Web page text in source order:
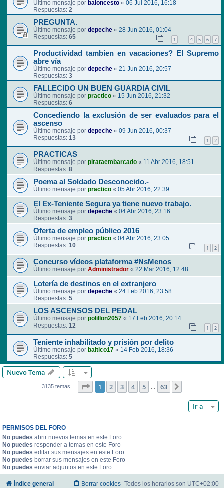
Último mensaje por baloncesto « 06 Jul 2016, 16:18
Respuestas: 2
PREGUNTA.
Último mensaje por depeche « 28 Jun 2016, 01:04
Respuestas: 65 1 … 4 5 6 7
Productividad tambien en vacaciones? El Supremo
abre vía
Último mensaje por depeche « 21 Jun 2016, 20:57
Respuestas: 3
FALLECIDO UN BUEN GUARDIA CIVIL
Último mensaje por practico « 15 Jun 2016, 21:32
Respuestas: 6
Concediendo la exclusión de ser evaluados para el
ascenso
Último mensaje por depeche « 09 Jun 2016, 00:37
Respuestas: 13 1 2
PRACTICAS
Último mensaje por pirataembarcado « 11 Abr 2016, 18:51
Respuestas: 8
Poema al Soldado Desconocido.-
Último mensaje por practico « 05 Abr 2016, 22:39
El Ex-Teniente Segura ya tiene nuevo trabajo.
Último mensaje por depeche « 04 Abr 2016, 23:16
Respuestas: 3
Oferta de empleo público 2016
Último mensaje por practico « 04 Abr 2016, 23:05
Respuestas: 10 1 2
Concurso vídeos plataforma #NsMenos
Último mensaje por Administrador « 22 Mar 2016, 12:48
Lotería de destinos en el extranjero
Último mensaje por depeche « 24 Feb 2016, 23:58
Respuestas: 5
LOS ASCENSOS DEL PEDAL
Último mensaje por polillon2057 « 17 Feb 2016, 20:14
Respuestas: 12 1 2
Teniente inhabilitado y prisión por delito
Último mensaje por baltico17 « 14 Feb 2016, 18:36
Respuestas: 5
Nuevo Tema
3135 temas Página de 63
1 2 3 4 5 63
Ir a
PERMISOS DEL FORO
No puedes abrir nuevos temas en este Foro
No puedes responder a temas en este Foro
No puedes editar sus mensajes en este Foro
No puedes borrar sus mensajes en este Foro
No puedes enviar adjuntos en este Foro
Índice general Todos los horarios son UTC+02:00
Borrar cookies